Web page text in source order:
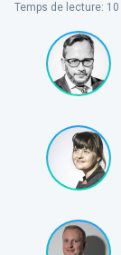
Temps de lecture: 10